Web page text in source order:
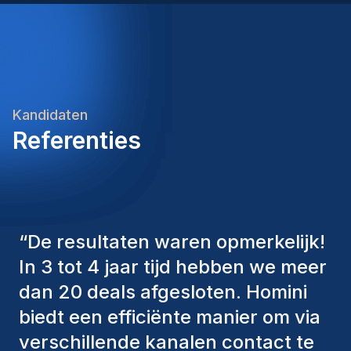
Kandidaten
Referenties
“De consultants van Homini
hebben altijd verschillende
factoren in overweging genomen
om ons de juiste kandidaten aan te
bieden. De mensen die we hebben